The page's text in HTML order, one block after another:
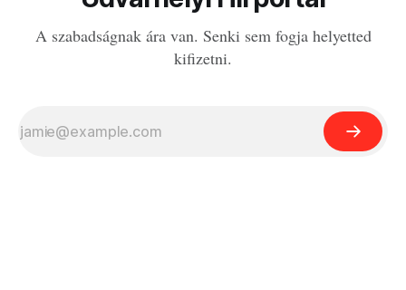
A szabadságnak ára van. Senki sem fogja helyetted
kifizetni.